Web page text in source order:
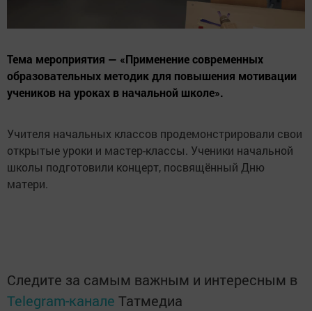
Тема мероприятия — «Применение современных
образовательных методик для повышения мотивации
учеников на уроках в начальной школе».
Учителя начальных классов продемонстрировали свои
открытые уроки и мастер-классы. Ученики начальной
школы подготовили концерт, посвящённый Дню
матери.
Следите за самым важным и интересным в
Telegram-канале Татмедиа